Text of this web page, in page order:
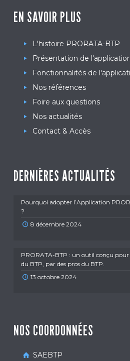
EN SAVOIR PLUS
L'histoire PRORATA-BTP
Présentation de
Fonctionnalités de
Nos références
Foire aux questions
Nos actualités
Contact & Accès
DERNIÈRES ACTUALITÉS
Pourquoi adopter l’Application
?
8 décembre 2024
PRORATA-BTP : un outil conçu pour
du BTP, par des pros du BTP.
13 octobre 2024
NOS COORDONNÉES
SAEBTP